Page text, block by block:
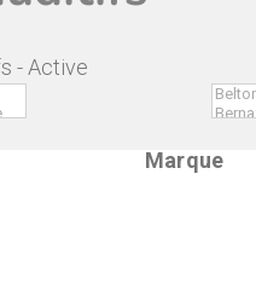
- Active
Marque